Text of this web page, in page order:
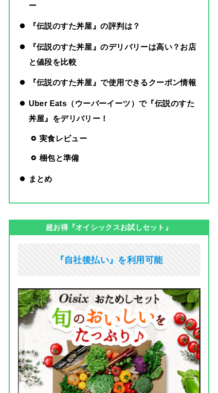
ー
『伝説のすた丼屋 』の評判は？
『伝説のすた丼屋 』のデリバリーは高い？お店
と値段を比較
『伝説のすた丼屋 』で使用できるクーポン情報
Uber Eats（ウーバーイーツ）で『伝説のすた
丼屋 』をデリバリー！
実食レビュー
梱包と準備
まとめ
超お得『オイシックスお試しセット』
『自社後払い』を利用可能